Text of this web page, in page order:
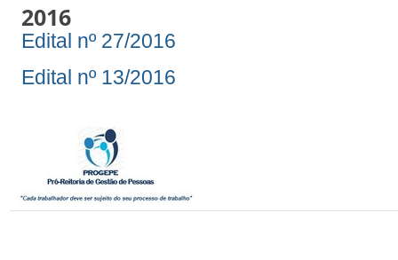
2016
Edital nº 27/2016
Edital nº 13/2016